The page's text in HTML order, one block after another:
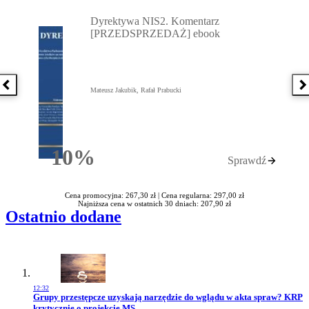
Poprzednia książka
10%Rabatu
Dyrektywa NIS2. Komentarz
[PRZEDSPRZEDAŻ] ebook
Mateusz Jakubik, Rafał Prabucki
Sprawdź
Cena promocyjna: 267,30 zł | Cena regularna: 297,00 zł
Najniższa cena w ostatnich 30 dniach: 207,90 zł
Ostatnio dodane
12:32
Przejdź do artykułu:
Grupy przestępcze uzyskają narzędzie do wglądu w akta spraw? KRP